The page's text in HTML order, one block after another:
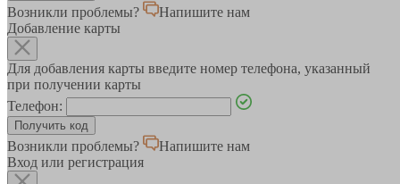
Возникли проблемы?
Напишите нам
Добавление карты
Для добавления карты введите номер телефона, указанный
при получении карты
Телефон:
Возникли проблемы?
Напишите нам
Вход или регистрация